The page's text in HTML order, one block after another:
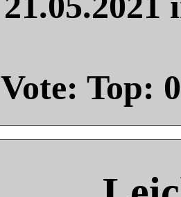
Vote: Top: 0